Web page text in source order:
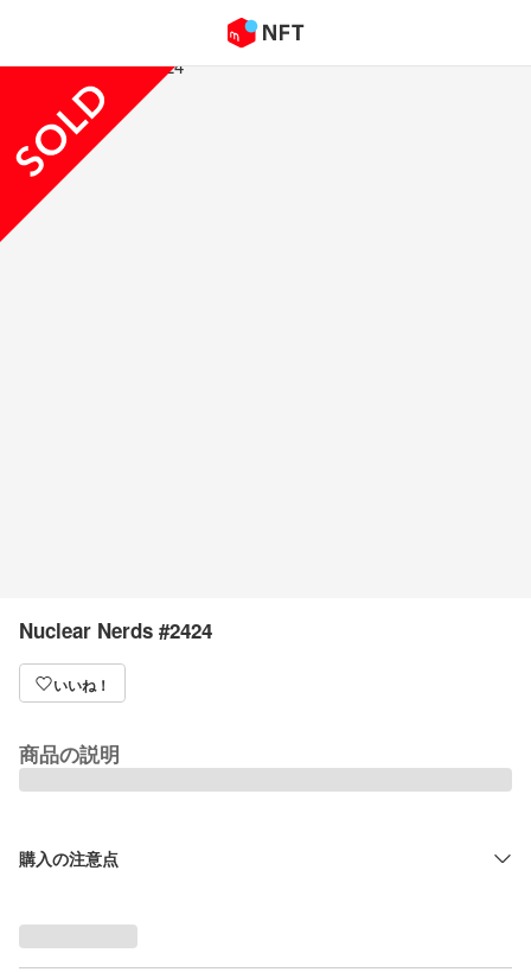
Nuclear Nerds #2424
いいね！
商品の説明
購入の注意点